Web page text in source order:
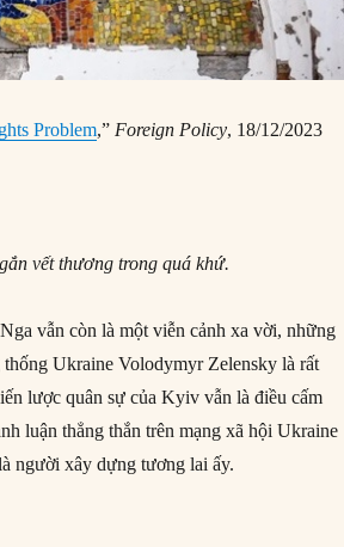
Problem,” Foreign Policy, 18/12/2023
vết thương trong quá khứ.
vẫn còn là một viễn cảnh xa vời, những
Ukraine Volodymyr Zelensky là rất
lược quân sự của Kyiv vẫn là điều cấm
luận thẳng thắn trên mạng xã hội Ukraine
người xây dựng tương lai ấy.